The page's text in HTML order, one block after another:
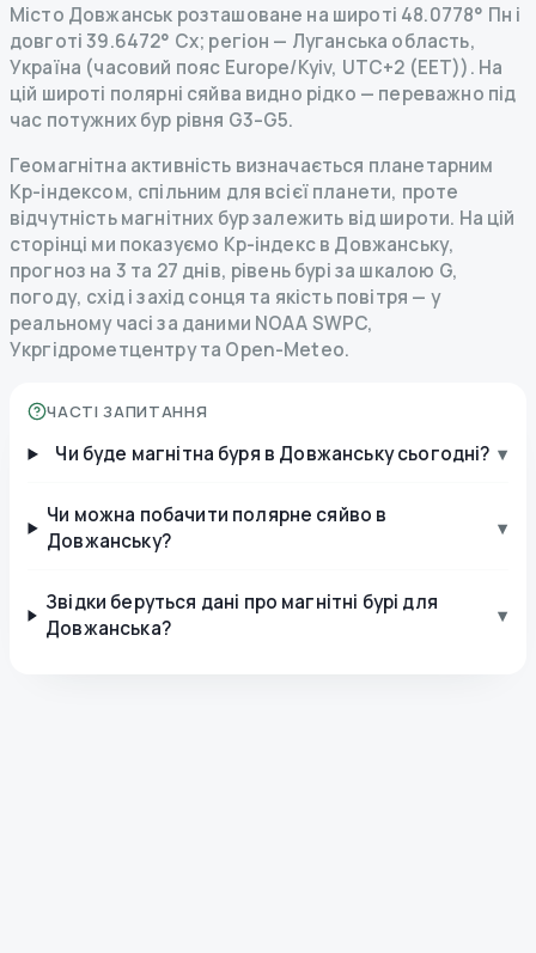
Місто Довжанськ розташоване на широті 48.0778° Пн і
довготі 39.6472° Сх; регіон — Луганська область,
Україна (часовий пояс Europe/Kyiv, UTC+2 (EET)). На
цій широті полярні сяйва видно рідко — переважно під
час потужних бур рівня G3–G5.
Геомагнітна активність визначається планетарним
Kp-індексом, спільним для всієї планети, проте
відчутність магнітних бур залежить від широти. На цій
сторінці ми показуємо Kp-індекс в Довжанську,
прогноз на 3 та 27 днів, рівень бурі за шкалою G,
погоду, схід і захід сонця та якість повітря — у
реальному часі за даними NOAA SWPC,
Укргідрометцентру та Open-Meteo.
ЧАСТІ ЗАПИТАННЯ
Чи буде магнітна буря в Довжанську сьогодні? ▾
Чи можна побачити полярне сяйво в
Довжанську?
▾
Звідки беруться дані про магнітні бурі для
Довжанська?
▾